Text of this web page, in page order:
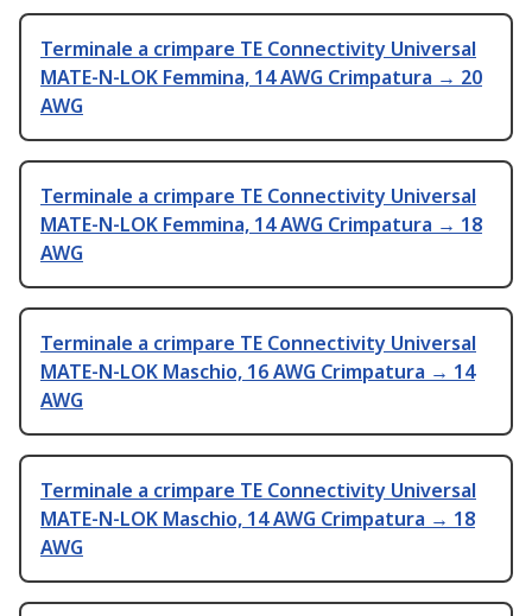
Terminale a crimpare TE Connectivity Universal
MATE-N-LOK Femmina, 14 AWG Crimpatura → 20
AWG
Terminale a crimpare TE Connectivity Universal
MATE-N-LOK Femmina, 14 AWG Crimpatura → 18
AWG
Terminale a crimpare TE Connectivity Universal
MATE-N-LOK Maschio, 16 AWG Crimpatura → 14
AWG
Terminale a crimpare TE Connectivity Universal
MATE-N-LOK Maschio, 14 AWG Crimpatura → 18
AWG